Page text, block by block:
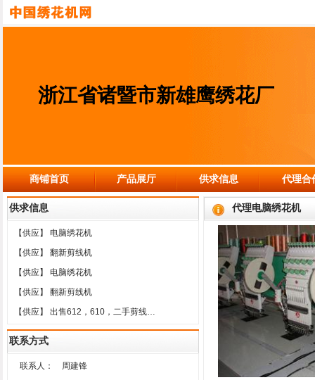
浙江省诸暨市新雄鹰绣花厂
商铺首页 产品展厅 供求信息 代理合
供求信息
【供应】
电脑绣花机
【供应】 翻新剪线机
【供应】
电脑绣花机
【供应】 翻新剪线机
【供应】 出售612，610，二手剪线…
联系方式
联系人：
周建锋
代理电脑绣花机